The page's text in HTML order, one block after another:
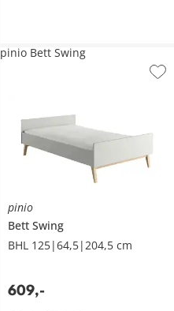
pinio
Bett Swing
BHL 125|64,5|204,5 cm
609,-
pinio Bett Swing